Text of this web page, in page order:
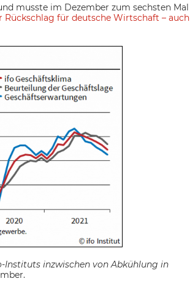
musste im Dezember zum sechsten Mal
Rückschlag für deutsche Wirtschaft – auch
inzwischen von Abkühlung in